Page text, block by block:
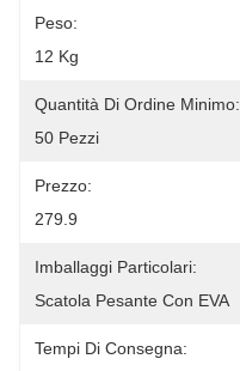
Peso:
12 Kg
Quantità Di Ordine Minimo:
50 Pezzi
Prezzo:
279.9
Imballaggi Particolari:
Scatola Pesante Con EVA
Tempi Di Consegna: